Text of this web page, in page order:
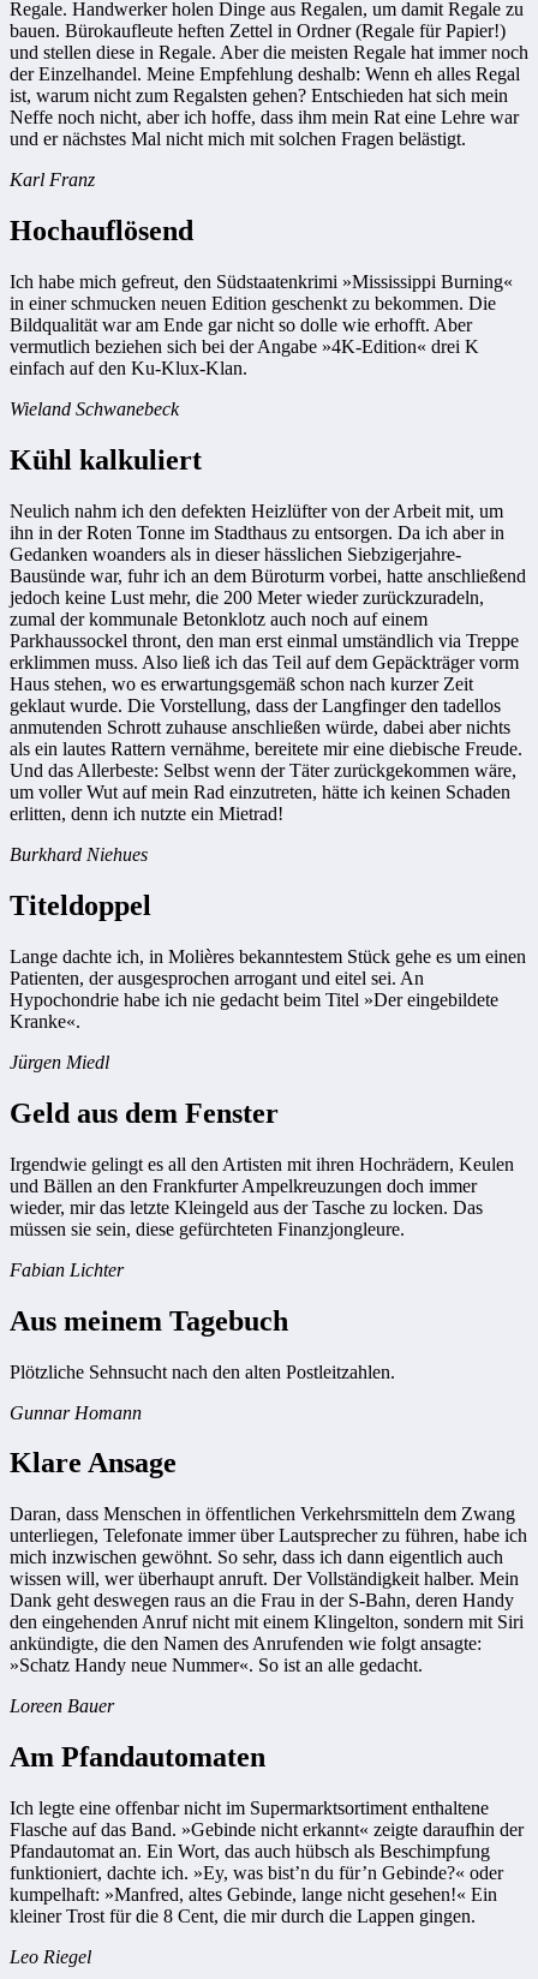
Regale. Handwerker holen Dinge aus Regalen, um damit Regale zu
bauen. Bürokaufleute heften Zettel in Ordner (Regale für Papier!)
und stellen diese in Regale. Aber die meisten Regale hat immer noch
der Einzelhandel. Meine Empfehlung deshalb: Wenn eh alles Regal
ist, warum nicht zum Regalsten gehen? Entschieden hat sich mein
Neffe noch nicht, aber ich hoffe, dass ihm mein Rat eine Lehre war
und er nächstes Mal nicht mich mit solchen Fragen belästigt.
Karl Franz
Hochauflösend
Ich habe mich gefreut, den Südstaatenkrimi »Mississippi Burning«
in einer schmucken neuen Edition geschenkt zu bekommen. Die
Bildqualität war am Ende gar nicht so dolle wie erhofft. Aber
vermutlich beziehen sich bei der Angabe »4K-Edition« drei K
einfach auf den Ku-Klux-Klan.
Wieland Schwanebeck
Kühl kalkuliert
Neulich nahm ich den defekten Heizlüfter von der Arbeit mit, um
ihn in der Roten Tonne im Stadthaus zu entsorgen. Da ich aber in
Gedanken woanders als in dieser hässlichen Siebzigerjahre-
Bausünde war, fuhr ich an dem Büroturm vorbei, hatte anschließend
jedoch keine Lust mehr, die 200 Meter wieder zurückzuradeln,
zumal der kommunale Betonklotz auch noch auf einem
Parkhaussockel thront, den man erst einmal umständlich via Treppe
erklimmen muss. Also ließ ich das Teil auf dem Gepäckträger vorm
Haus stehen, wo es erwartungsgemäß schon nach kurzer Zeit
geklaut wurde. Die Vorstellung, dass der Langfinger den tadellos
anmutenden Schrott zuhause anschließen würde, dabei aber nichts
als ein lautes Rattern vernähme, bereitete mir eine diebische Freude.
Und das Allerbeste: Selbst wenn der Täter zurückgekommen wäre,
um voller Wut auf mein Rad einzutreten, hätte ich keinen Schaden
erlitten, denn ich nutzte ein Mietrad!
Burkhard Niehues
Titeldoppel
Lange dachte ich, in Molières bekanntestem Stück gehe es um einen
Patienten, der ausgesprochen arrogant und eitel sei. An
Hypochondrie habe ich nie gedacht beim Titel »Der eingebildete
Kranke«.
Jürgen Miedl
Geld aus dem Fenster
Irgendwie gelingt es all den Artisten mit ihren Hochrädern, Keulen
und Bällen an den Frankfurter Ampelkreuzungen doch immer
wieder, mir das letzte Kleingeld aus der Tasche zu locken. Das
müssen sie sein, diese gefürchteten Finanzjongleure.
Fabian Lichter
Aus meinem Tagebuch
Plötzliche Sehnsucht nach den alten Postleitzahlen.
Gunnar Homann
Klare Ansage
Daran, dass Menschen in öffentlichen Verkehrsmitteln dem Zwang
unterliegen, Telefonate immer über Lautsprecher zu führen, habe ich
mich inzwischen gewöhnt. So sehr, dass ich dann eigentlich auch
wissen will, wer überhaupt anruft. Der Vollständigkeit halber. Mein
Dank geht deswegen raus an die Frau in der S-Bahn, deren Handy
den eingehenden Anruf nicht mit einem Klingelton, sondern mit Siri
ankündigte, die den Namen des Anrufenden wie folgt ansagte:
»Schatz Handy neue Nummer«. So ist an alle gedacht.
Loreen Bauer
Am Pfandautomaten
Ich legte eine offenbar nicht im Supermarktsortiment enthaltene
Flasche auf das Band. »Gebinde nicht erkannt« zeigte daraufhin der
Pfandautomat an. Ein Wort, das auch hübsch als Beschimpfung
funktioniert, dachte ich. »Ey, was bist’n du für’n Gebinde?« oder
kumpelhaft: »Manfred, altes Gebinde, lange nicht gesehen!« Ein
kleiner Trost für die 8 Cent, die mir durch die Lappen gingen.
Leo Riegel